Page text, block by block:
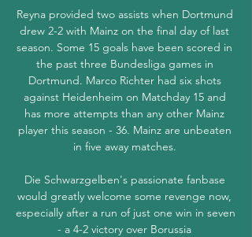
Reyna provided two assists when Dortmund
drew 2-2 with Mainz on the final day of last
season. Some 15 goals have been scored in
the past three Bundesliga games in
Dortmund. Marco Richter had six shots
against Heidenheim on Matchday 15 and
has more attempts than any other Mainz
player this season - 36. Mainz are unbeaten
in five away matches.
Die Schwarzgelben's passionate fanbase
would greatly welcome some revenge now,
especially after a run of just one win in seven
- a 4-2 victory over Borussia